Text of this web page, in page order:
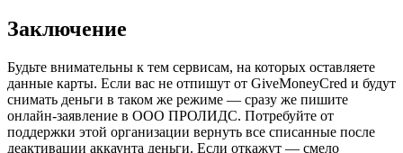
Заключение
Будьте внимательны к тем сервисам, на которых оставляете
данные карты. Если вас не отпишут от GiveMoneyCred и будут
снимать деньги в таком же режиме — сразу же пишите
онлайн-заявление в ООО ПРОЛИДС. Потребуйте от
поддержки этой организации вернуть все списанные после
деактивации аккаунта деньги. Если откажут — смело